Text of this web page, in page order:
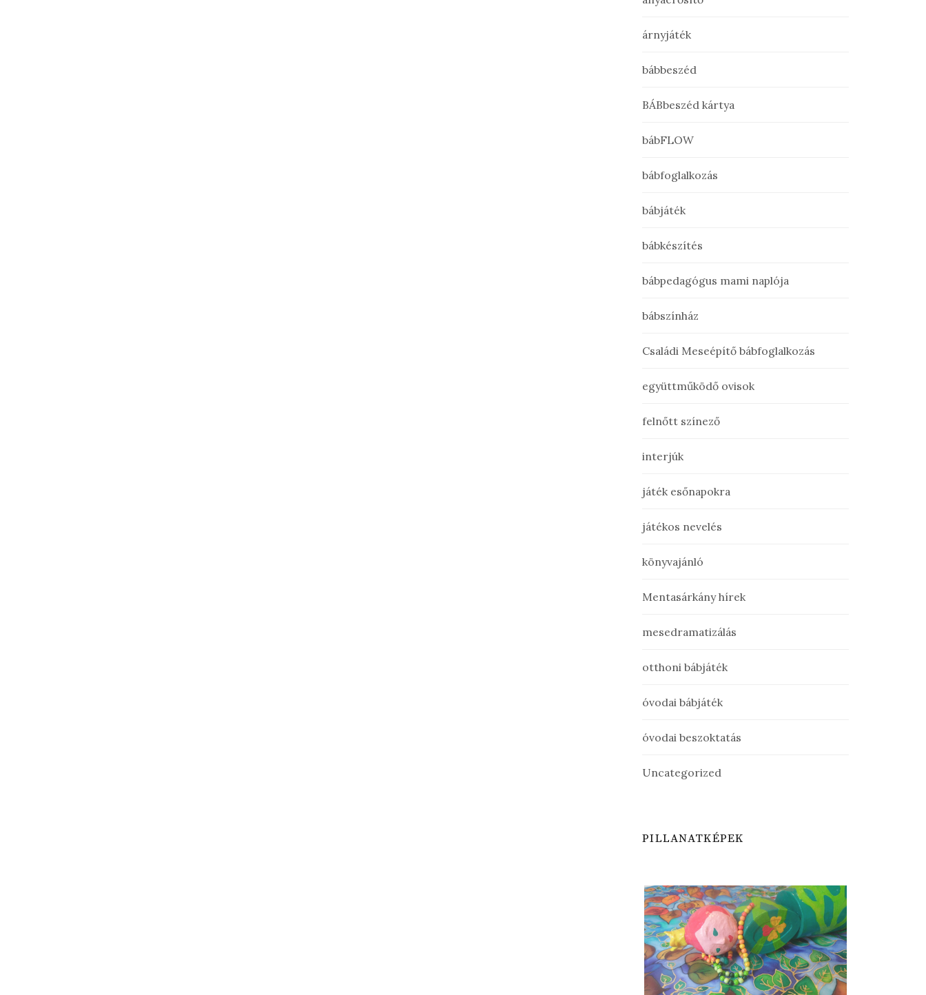
árnyjáték
bábbeszéd
BÁBbeszéd kártya
bábFLOW
bábfoglalkozás
bábjáték
bábkészítés
bábpedagógus mami naplója
bábszínház
Családi Meseépítő bábfoglalkozás
együttműködő ovisok
felnőtt színező
interjúk
játék esőnapokra
játékos nevelés
könyvajánló
Mentasárkány hírek
mesedramatizálás
otthoni bábjáték
óvodai bábjáték
óvodai beszoktatás
Uncategorized
PILLANATKÉPEK